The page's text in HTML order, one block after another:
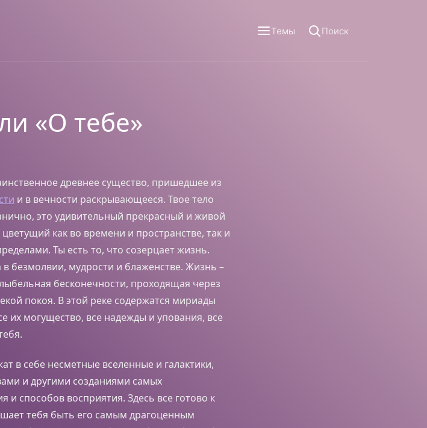
Темы Поиск
«О тебе»
древнее существо, пришедшее из
и в вечности раскрывающееся. Твое тело
это удивительный прекрасный и живой
цветущий как во времени и пространстве, так и
Ты есть то, что созерцает жизнь.
в безмолвии, мудрости и блаженстве. Жизнь –
бесконечности, проходящая через
покоя. В этой реке содержатся мириады
их могущество, все надежды и упования, все
в себе несметные вселенные и галактики,
и другими созданиями самых
способов восприятия. Здесь все готово к
тебя быть его самым драгоценным